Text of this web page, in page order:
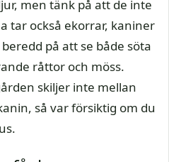
men tänk på att de inte
tar också ekorrar, kaniner
på att se både söta
råttor och möss.
skiljer inte mellan
så var försiktig om du